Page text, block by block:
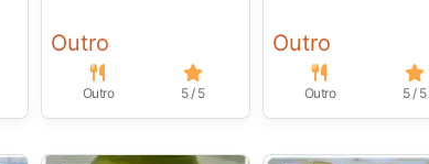
Outro
Outro 5 / 5
Outro
Outro 5 / 5